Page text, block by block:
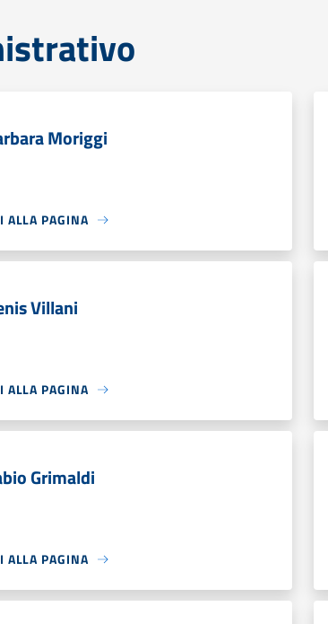
Moriggi
ALLA PAGINA
Villani
ALLA PAGINA
Grimaldi
ALLA PAGINA